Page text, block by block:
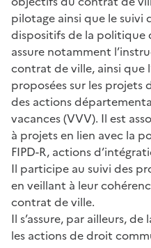
pilotage ainsi que le
dispositifs de la politique
assure notamment
contrat de ville, ainsi que
proposées sur les projets
des actions
vacances (VVV). Il est
à projets en lien avec la
FIPD-R, actions
Il participe au suivi des
en veillant à leur
contrat de ville.
Il s’assure, par ailleurs,
les actions de droit